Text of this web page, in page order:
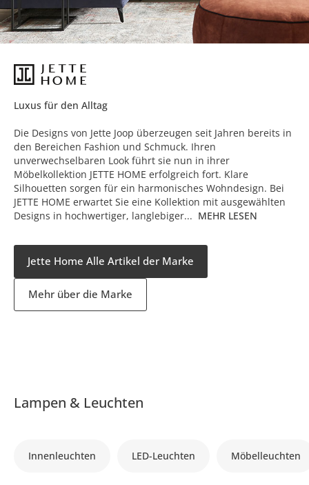
Luxus für den Alltag
Die Designs von Jette Joop überzeugen seit Jahren bereits in
den Bereichen Fashion und Schmuck. Ihren
unverwechselbaren Look führt sie nun in ihrer
Möbelkollektion JETTE HOME erfolgreich fort. Klare
Silhouetten sorgen für ein harmonisches Wohndesign. Bei
JETTE HOME erwartet Sie eine Kollektion mit ausgewählten
Designs in hochwertiger, langlebiger... MEHR LESEN
Jette Home Alle Artikel der Marke
Mehr über die Marke
Lampen & Leuchten
Innenleuchten LED-Leuchten Möbelleuchten